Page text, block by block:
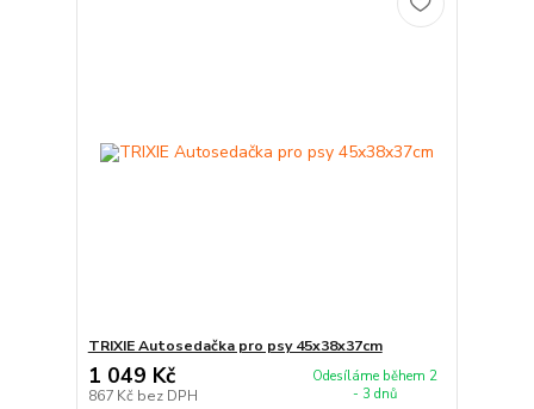
TRIXIE Autosedačka pro psy 45x38x37cm
1 049 Kč
867 Kč bez DPH
Odesíláme během 2
- 3 dnů